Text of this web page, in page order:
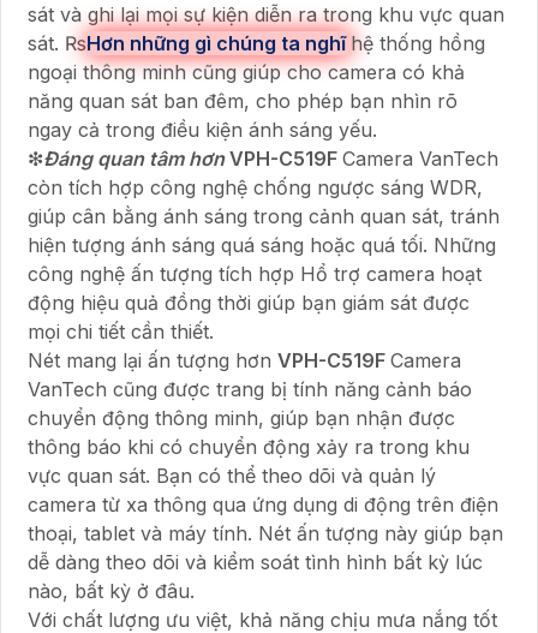
sát và ghi lại mọi sự kiện diễn ra trong khu vực quan
sát. ₨Hơn những gì chúng ta nghĩ hệ thống hồng
ngoại thông minh cũng giúp cho camera có khả
năng quan sát ban đêm, cho phép bạn nhìn rõ
ngay cả trong điều kiện ánh sáng yếu.
❇Đáng quan tâm hơnVPH-C519F Camera VanTech
còn tích hợp công nghệ chống ngược sáng WDR,
giúp cân bằng ánh sáng trong cảnh quan sát, tránh
hiện tượng ánh sáng quá sáng hoặc quá tối. Những
công nghệ ấn tượng tích hợp Hổ trợ camera hoạt
động hiệu quả đồng thời giúp bạn giám sát được
mọi chi tiết cần thiết.
Nét mang lại ấn tượng hơn VPH-C519F Camera
VanTech cũng được trang bị tính năng cảnh báo
chuyển động thông minh, giúp bạn nhận được
thông báo khi có chuyển động xảy ra trong khu
vực quan sát. Bạn có thể theo dõi và quản lý
camera từ xa thông qua ứng dụng di động trên điện
thoại, tablet và máy tính. Nét ấn tượng này giúp bạn
dễ dàng theo dõi và kiểm soát tình hình bất kỳ lúc
nào, bất kỳ ở đâu.
Với chất lượng ưu việt, khả năng chịu mưa nắng tốt